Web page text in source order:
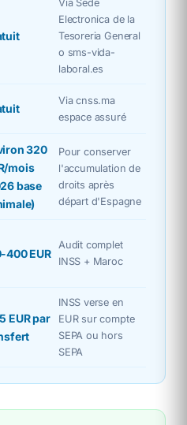
Via Sede
Electronica de la
Tesoreria General
o sms-vida-
laboral.es
Via cnss.ma
espace assuré
320
mois
base
Pour conserver
l'accumulation de
droits après
départ d'Espagne
400 EUR
Audit complet
INSS + Maroc
EUR par
INSS verse en
EUR sur compte
SEPA ou hors
SEPA